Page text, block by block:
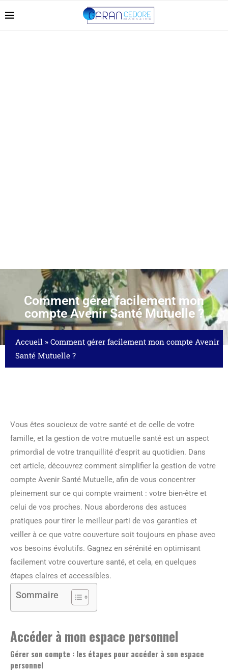
Comment gérer facilement mon
compte Avenir Santé Mutuelle ?
Accueil » Comment gérer facilement mon compte Avenir
Santé Mutuelle ?
Vous êtes soucieux de votre santé et de celle de votre
famille, et la gestion de votre mutuelle santé est un aspect
primordial de votre tranquillité d’esprit au quotidien. Dans
cet article, découvrez comment simplifier la gestion de votre
compte Avenir Santé Mutuelle, afin de vous concentrer
pleinement sur ce qui compte vraiment : votre bien-être et
celui de vos proches. Nous aborderons des astuces
pratiques pour tirer le meilleur parti de vos garanties et
veiller à ce que votre couverture soit toujours en phase avec
vos besoins évolutifs. Gagnez en sérénité en optimisant
facilement votre couverture santé, et cela, en quelques
étapes claires et accessibles.
Sommaire
Accéder à mon espace personnel
Gérer son compte : les étapes pour accéder à son espace
personnel